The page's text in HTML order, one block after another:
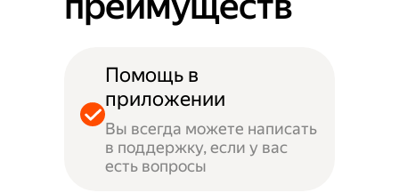
Помощь в
приложении
Вы всегда можете написать
в поддержку, если у вас
есть вопросы